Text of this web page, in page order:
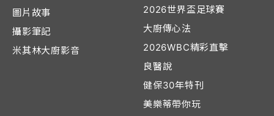
圖片故事
攝影筆記
米其林大廚影音
2026世界盃足球賽
大廚傳心法
2026WBC精彩直擊
良醫說
健保30年特刊
美樂蒂帶你玩